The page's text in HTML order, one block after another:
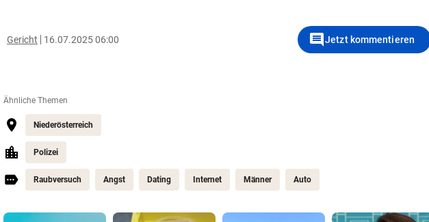
Gericht 16.07.2025 06:00 commentJetzt kommentieren
Ähnliche Themen
Niederösterreich
Polizei
Raubversuch Angst Dating Internet Männer Auto